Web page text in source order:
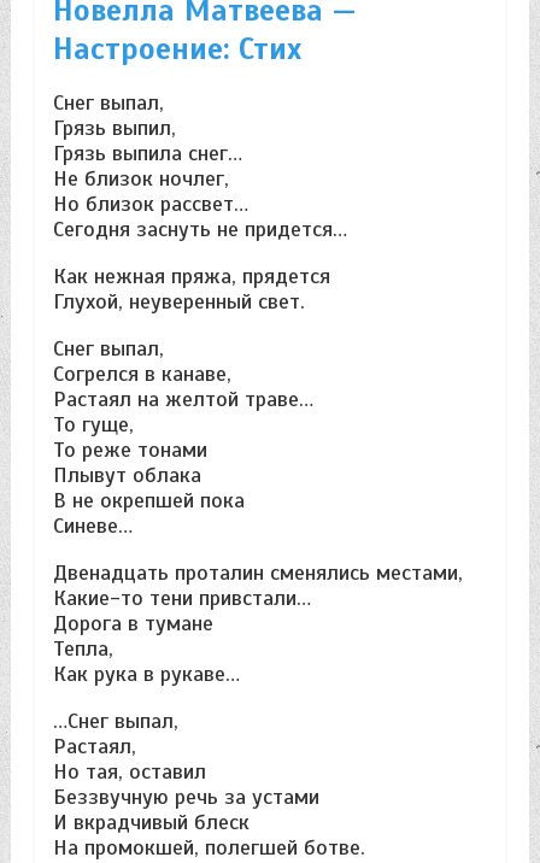
Новелла Матвеева —
Настроение: Стих
Снег выпал,
Грязь выпил,
Грязь выпила снег…
Не близок ночлег,
Но близок рассвет…
Сегодня заснуть не придется…
Как нежная пряжа, прядется
Глухой, неуверенный свет.
Снег выпал,
Согрелся в канаве,
Растаял на желтой траве…
То гуще,
То реже тонами
Плывут облака
В не окрепшей пока
Синеве…
Двенадцать проталин сменялись местами,
Какие-то тени привстали…
Дорога в тумане
Тепла,
Как рука в рукаве…
…Снег выпал,
Растаял,
Но тая, оставил
Беззвучную речь за устами
И вкрадчивый блеск
На промокшей, полегшей ботве.